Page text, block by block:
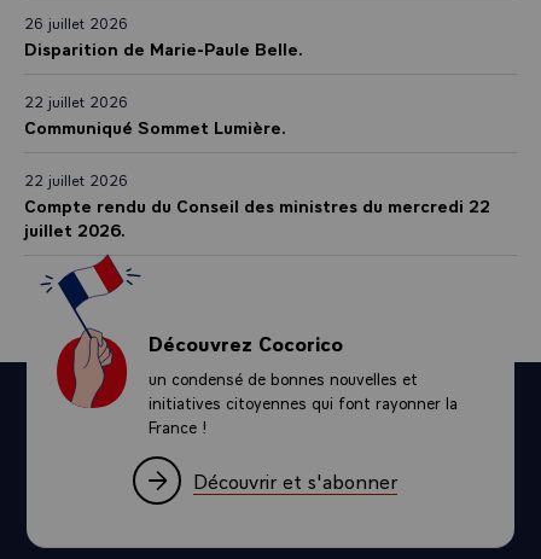
26 juillet 2026
Disparition de Marie-Paule Belle.
22 juillet 2026
Communiqué Sommet Lumière.
22 juillet 2026
Compte rendu du Conseil des ministres du mercredi 22
juillet 2026.
Découvrez Cocorico
un condensé de bonnes nouvelles et
initiatives citoyennes qui font rayonner la
France !
Découvrir et s'abonner